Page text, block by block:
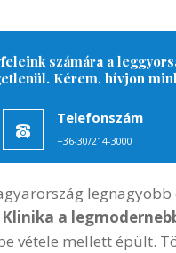
számára a
Kérem, hívjon
Telefonszám
+36-30/214-3000
Klinika a
vétele mellett épült.